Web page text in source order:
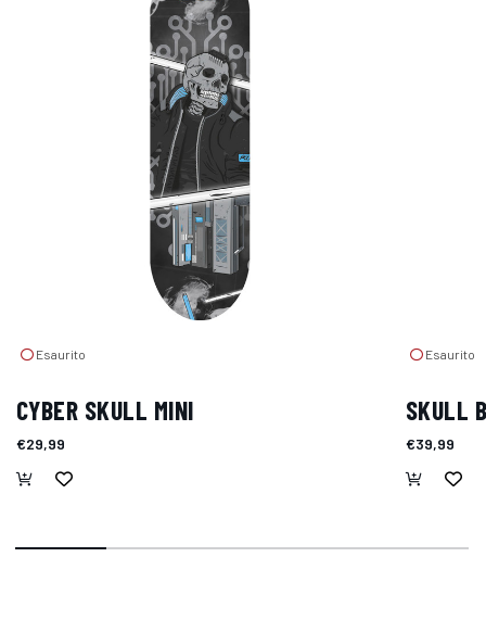
Esaurito
CYBER SKULL MINI
€29,99
Esaurito
SKULL
€39,99